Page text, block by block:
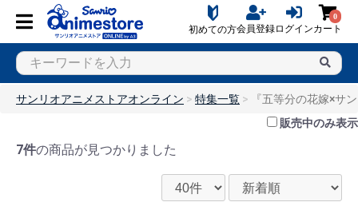
初めての方会員登録ログイン
0
カート
サンリオアニメストアオンライン 特集一覧
『五等分の花嫁×サ
販売中のみ表示
7件の商品が見つかりました